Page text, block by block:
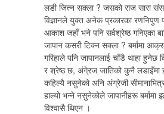
लडी जित्न सक्ला ? जसको राज सारा
विज्ञानले युक्त अनेक प्रकारका
आकाश जहाँ भने पनि सर्वश्रेष्ठ गनिएका
जापान कसरी टिक्न सक्ला ? बर्मामा
गरिहाले पनि जापानलाई चाँडै थाहा
र श्रेष्ठ छ, अंगे्रज जातिको कुनै लडाइँमा
कहिल्यै नसुनेको अनि अंग्रेजी
हाल्यो भन्ने नसुनेकोले जापानीहरू
विश्वासै थिएन ।